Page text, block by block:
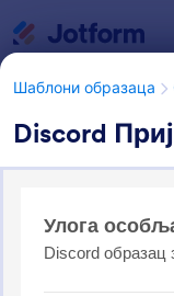
Шаблони образаца
Discord
Шаблони образаца
Обрасци
Категорије